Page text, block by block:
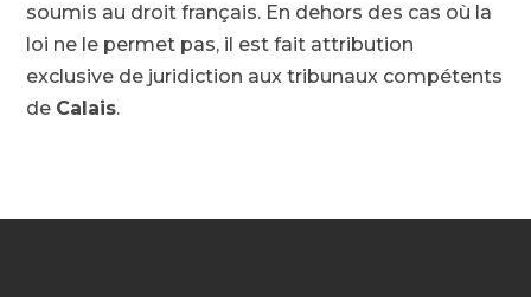
soumis au droit français. En dehors des cas où la
loi ne le permet pas, il est fait attribution
exclusive de juridiction aux tribunaux compétents
de Calais.